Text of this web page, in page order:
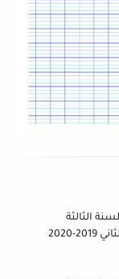
للسنة الثالثة
2020